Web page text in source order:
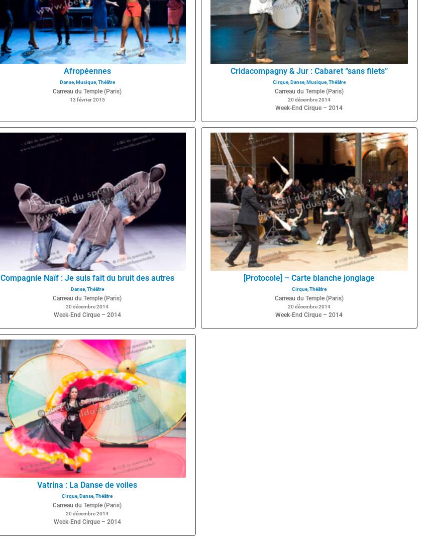
Afropéennes
Danse, Musique,Théâtre
Carreau du Temple (Paris)
13 février 2015
Cridacompagny & Jur : Cabaret “sans filets”
Cirque, Danse, Musique,Théâtre
Carreau du Temple (Paris)
20 décembre 2014
Week-End Cirque – 2014
Compagnie Naïf : Je suis fait du bruit des autres
Danse,Théâtre
Carreau du Temple (Paris)
20 décembre 2014
Week-End Cirque – 2014
[Protocole] – Carte blanche jonglage
Cirque,Théâtre
Carreau du Temple (Paris)
20 décembre 2014
Week-End Cirque – 2014
Vatrina : La Danse de voiles
Cirque, Danse,Théâtre
Carreau du Temple (Paris)
20 décembre 2014
Week-End Cirque – 2014